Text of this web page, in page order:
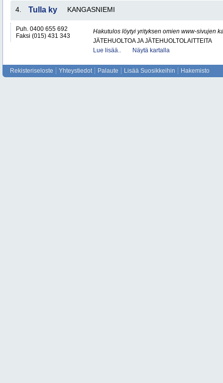
4. Tulla ky KANGASNIEMI
Puh. 0400 655 692
Faksi (015) 431 343
Hakutulos löytyi yrityksen omien www-sivujen
JÄTEHUOLTOA JA JÄTEHUOLTOLAITTEITA
Lue lisää..
Näytä kartalla
Rekisteriseloste Yhteystiedot Palaute Lisää Suosikkeihin Hakemisto